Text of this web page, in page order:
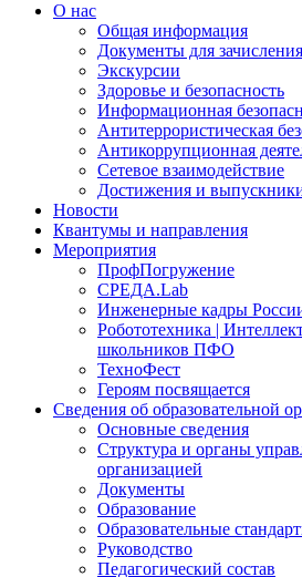
О нас
Общая информация
Документы для зачисления
Экскурсии
Здоровье и безопасность
Информационная
Антитеррористическая
Антикоррупционная
Сетевое взаимодействие
Достижения и
Новости
Квантумы и направления
Мероприятия
ПрофПогружение
СРЕДА.Lab
Инженерные кадры
Робототехника |
школьников ПФО
ТехноФест
Героям посвящается
Сведения об образовательной
Основные сведения
Структура и органы
организацией
Документы
Образование
Образовательные
Руководство
Педагогический состав